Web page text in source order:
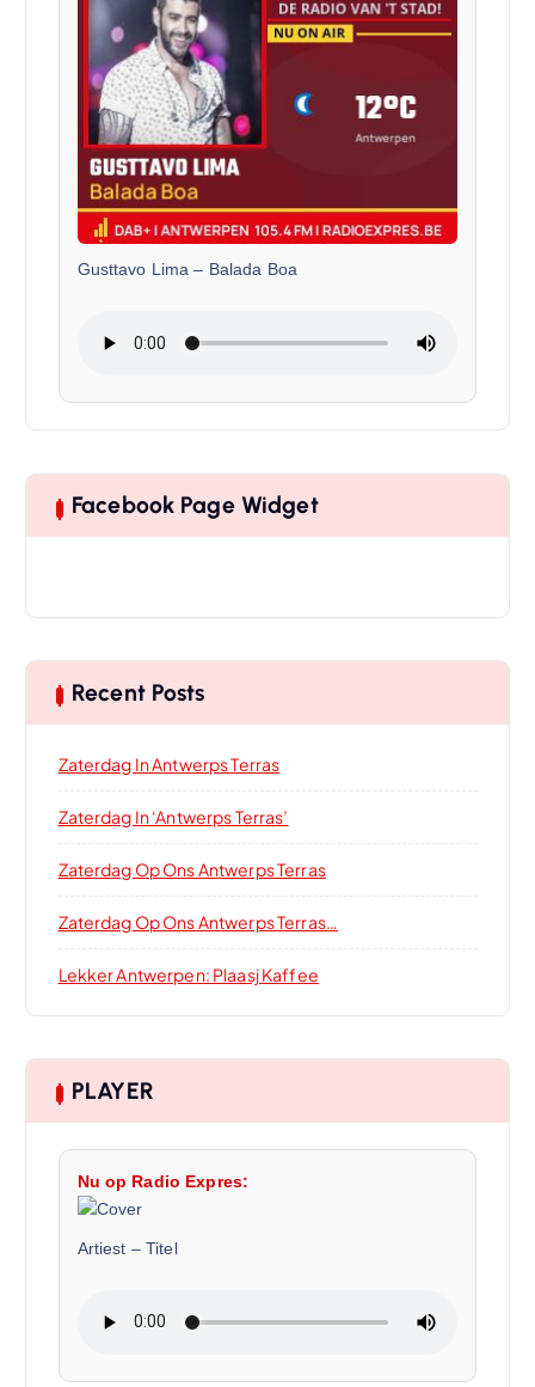
Gusttavo Lima – Balada Boa
Facebook Page Widget
Recent Posts
Zaterdag In Antwerps Terras
Zaterdag In ‘Antwerps Terras’
Zaterdag Op Ons Antwerps Terras
Zaterdag Op Ons Antwerps Terras…
Lekker Antwerpen: Plaasj Kaffee
PLAYER
Nu op Radio Expres:
Artiest – Titel